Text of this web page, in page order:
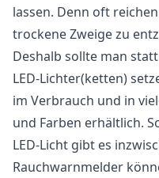
lassen. Denn oft
trockene Zweige zu
Deshalb sollte man
LED-Lichter(ketten)
im Verbrauch und in
und Farben erhältlich.
LED-Licht gibt es
Rauchwarnmelder